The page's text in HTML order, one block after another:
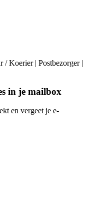
/ Koerier | Postbezorger |
in je mailbox
en vergeet je e-